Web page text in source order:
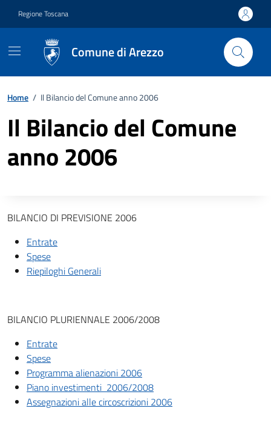
Regione Toscana
Comune di Arezzo
Home / Il Bilancio del Comune anno 2006
Il Bilancio del Comune
anno 2006
Descrizione completa
BILANCIO DI PREVISIONE 2006
Entrate
Spese
Riepiloghi Generali
BILANCIO PLURIENNALE 2006/2008
Entrate
Spese
Programma alienazioni 2006
Piano investimenti 2006/2008
Assegnazioni alle circoscrizioni 2006